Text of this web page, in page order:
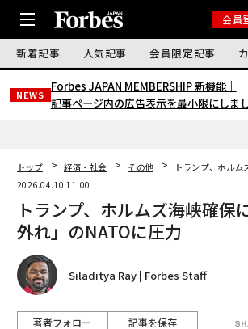
会員
新着記事 人気記事 会員限定記事
NEWS
Forbes JAPAN MEMBERSHIP 新機能｜
記事ページ内の広告表示を最小限にしま
トップ 経済・社会 その他
トランプ、ホル
2026.04.10 11:00
トランプ、ホルムズ海峡確保
外れ」のNATOに圧力
Siladitya Ray | Forbes Staff
著者フォロー 記事を保存